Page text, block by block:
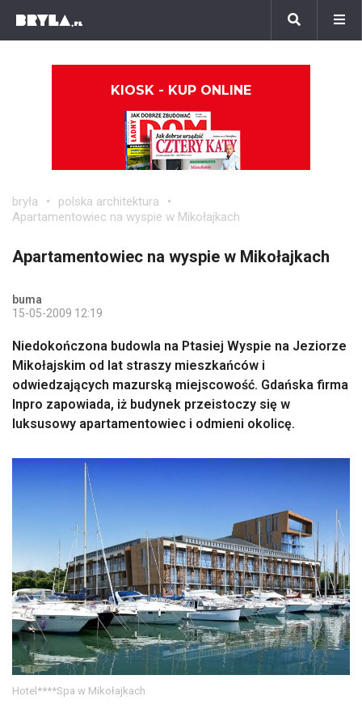
KIOSK - KUP ONLINE
bryła
polska architektura
Apartamentowiec na wyspie w Mikołajkach
Apartamentowiec na wyspie w Mikołajkach
buma
15-05-2009 12:19
Niedokończona budowla na Ptasiej Wyspie na Jeziorze
Mikołajskim od lat straszy mieszkańców i
odwiedzających mazurską miejscowość. Gdańska firma
Inpro zapowiada, iż budynek przeistoczy się w
luksusowy apartamentowiec i odmieni okolicę.
Hotel****Spa w Mikołajkach